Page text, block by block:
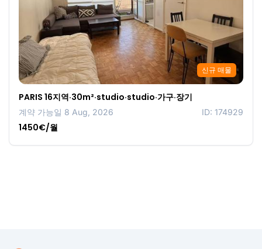
신규 매물
PARIS 16지역·30m²·studio·studio·가구·장기
계약 가능일 8 Aug, 2026 ID: 174929
1450€/월